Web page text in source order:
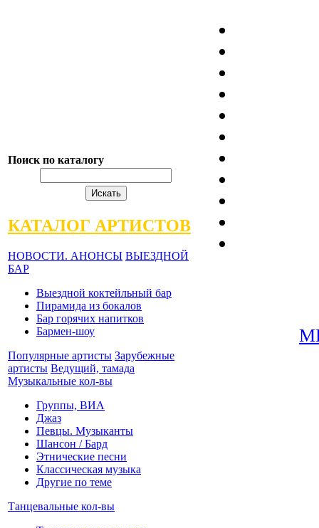
Поиск по каталогу
КАТАЛОГ АРТИСТОВ
НОВОСТИ. АНОНСЫ ВЫЕЗДНОЙ
БАР
Выездной коктейльный бар
Пирамида из бокалов
Бар горячих напитков
Бармен-шоу
Популярные артисты Зарубежные
артисты Ведущий, тамада
Музыкальные кол-вы
Группы, ВИА
Джаз
Певцы. Музыканты
Шансон / Бард
Этнические песни
Классическая музыка
Другие по теме
Танцевальные кол-вы